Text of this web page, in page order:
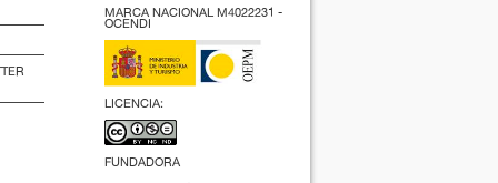
MARCA NACIONAL M4022231 -
OCENDI
LICENCIA:
FUNDADORA